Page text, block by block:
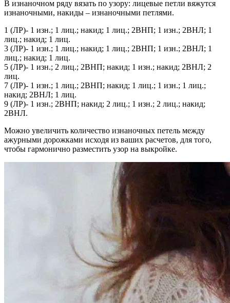
В изнаночном ряду вязать по узору: лицевые петли вяжутся
изнаночными, накиды – изнаночными петлями.
1 (ЛР)- 1 изн.; 1 лиц.; накид; 1 лиц.; 2ВНП; 1 изн.; 2ВНЛ; 1
лиц.; накид; 1 лиц.
3 (ЛР)- 1 изн.; 1 лиц.; накид; 1 лиц.; 2ВНП; 1 изн.; 2ВНЛ; 1
лиц.; накид; 1 лиц.
5 (ЛР)- 1 изн.; 2 лиц.; 2ВНП; накид; 1 изн.; накид; 2ВНЛ; 2
лиц.
7 (ЛР)- 1 изн.; 1 лиц.; 2ВНП; накид; 1 лиц.; 1 изн.; 1 лиц.;
накид; 2ВНЛ; 1 лиц.
9 (ЛР)- 1 изн.; 2ВНП; накид; 2 лиц.; 1 изн.; 2 лиц.; накид;
2ВНЛ.
Можно увеличить количество изнаночных петель между
ажурными дорожками исходя из ваших расчетов, для того,
чтобы гармонично разместить узор на выкройке.